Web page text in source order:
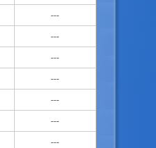
---
---
---
---
---
---
---